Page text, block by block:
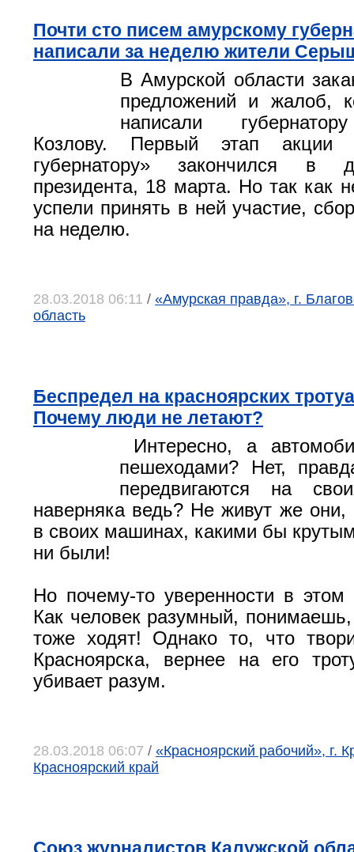
Почти сто писем амурскому
написали за неделю жители
В Амурской области
предложений и жалоб,
написали
Козлову. Первый этап акции
губернатору» закончился в
президента, 18 марта. Но так как
успели принять в ней участие,
на неделю.
28.03.2018 06:11 / «Амурская правда», г.
область
Беспредел на красноярских
Почему люди не летают?
Интересно, а
пешеходами? Нет,
передвигаются на
наверняка ведь? Не живут же они,
в своих машинах, какими бы
ни были!
Но почему-то уверенности в этом
Как человек разумный,
тоже ходят! Однако то, что
Красноярска, вернее на его
убивает разум.
28.03.2018 06:07 / «Красноярский рабочий», г.
Красноярский край